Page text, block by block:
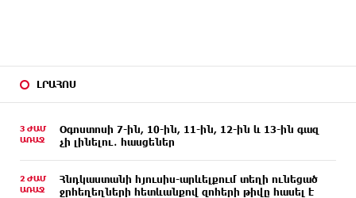
ԼՐԱՀՈՍ
3 ԺԱՄ
ԱՌԱՋ
Օգոստոսի 7-ին, 10-ին, 11-ին, 12-ին և 13-ին գազ
չի լինելու․ հասցեներ
2 ԺԱՄ
ԱՌԱՋ
Հնդկաստանի հյուսիս-արևելքում տեղի ունեցած
ջրհեղեղների հետևանքով զոհերի թիվը հասել է